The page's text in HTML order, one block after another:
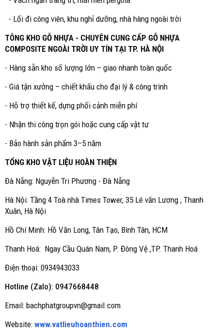
- Lối đi công viên, khu nghỉ dưỡng, nhà hàng ngoài trời
TÔNG KHO GỖ NHỰA - CHUYÊN CUNG CẤP GỖ NHỰA
COMPOSITE NGOÀI TRỜI UY TÍN TẠI TP. HÀ NỘI
- Hàng sẵn kho số lượng lớn – giao nhanh toàn quốc
- Giá tận xưởng – chiết khấu cho đại lý & công trình
- Hỗ trợ thiết kế, dựng phối cảnh miễn phí
- Nhận thi công trọn gói hoặc cung cấp vật tư
- Bảo hành sản phẩm 3–5 năm
TỔNG KHO VẬT LIỆU HOÀN THIỆN
Đà Nẵng: Nguyễn Tri Phương - Đà Nẵng
Hà Nội: Tầng 4 Toà nhà Times Tower, 35 Lê văn Lương , Thanh
Xuân, Hà Nội
Hồ Chí Minh: Hồ Văn Long, Tân Tạo, Bình Tân, HCM
Thanh Hoá: Ngay Cầu Quán Nam, P. Đông Vệ ,TP. Thanh Hoá
Điện thoại: 0934943033
Hotline (Zalo): 0947668448
Email: bachphatgroupvn@gmail.com
Website: www.vatlieuhoanthien.com